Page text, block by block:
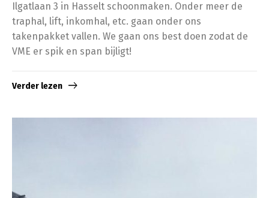
Ilgatlaan 3 in Hasselt schoonmaken. Onder meer de
traphal, lift, inkomhal, etc. gaan onder ons
takenpakket vallen. We gaan ons best doen zodat de
VME er spik en span bijligt!
Verder lezen